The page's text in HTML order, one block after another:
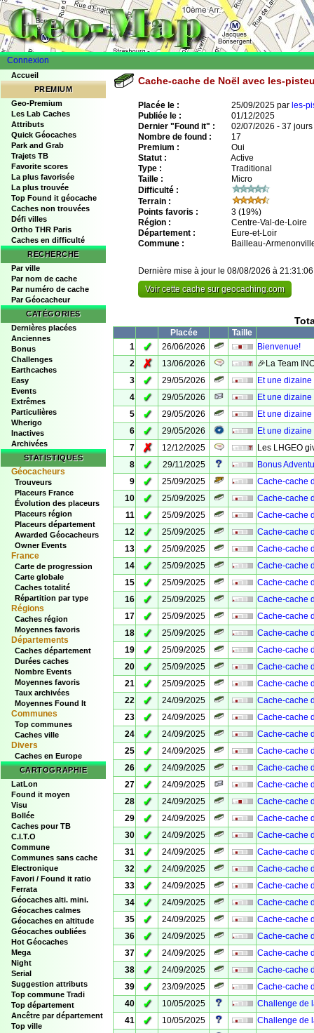
Connexion
Accueil
PREMIUM
Geo-Premium
Les Lab Caches
Attributs
Quick Géocaches
Park and Grab
Trajets TB
Favorite scores
La plus favorisée
La plus trouvée
Top Found it géocache
Caches non trouvées
Défi villes
Ortho THR Paris
Caches en difficulté
RECHERCHE
Par ville
Par nom de cache
Par numéro de cache
Par Géocacheur
CATÉGORIES
Dernières placées
Anciennes
Bonus
Challenges
Earthcaches
Easy
Events
Extrêmes
Particulières
Wherigo
Inactives
Archivées
STATISTIQUES
Géocacheurs
Trouveurs
Placeurs France
Évolution des placeurs
Placeurs région
Placeurs département
Awarded Géocacheurs
Owner Events
France
Carte de progression
Carte globale
Caches totalité
Répartition par type
Régions
Caches région
Moyennes favoris
Départements
Caches département
Durées caches
Nombre Events
Moyennes favoris
Taux archivées
Moyennes Found It
Communes
Top communes
Caches ville
Divers
Caches en Europe
CARTOGRAPHIE
LatLon
Found it moyen
Visu
Bollée
Caches pour TB
C.I.T.O
Commune
Communes sans cache
Electronique
Favori / Found it ratio
Ferrata
Géocaches alti. mini.
Géocaches calmes
Géocaches en altitude
Géocaches oubliées
Hot Géocaches
Mega
Night
Serial
Suggestion attributs
Top commune Tradi
Top département
Ancêtre par département
Top ville
Cache-cache de Noël avec les-
Placée le : 25/09/2025 par les-
Publiée le :
01/12/2025
Dernier "Found it" :
02/07/2026 - 37 jours
Nombre de found :
17
Premium :
Oui
Statut :
Active
Type :
Traditional
Taille :
Micro
Difficulté :
Terrain :
Points favoris :
3 (19%)
Région :
Centre-Val-de-Loire
Département :
Eure-et-Loir
Commune :
Bailleau-
Dernière mise à jour le 08/08/2026 à 21:31:06
Voir cette cache sur geocaching.com
Placée
Taille
1
✓ 26/06/2026
Bienvenue!
2
✗ 13/06/2026
🎉La Team
3
✓ 29/05/2026
Et une
4
✓ 29/05/2026
Et une
5
✓ 29/05/2026
Et une
6
✓ 29/05/2026
Et une
7
✗ 12/12/2025
Les LHGEO
8
✓ 29/11/2025
Bonus
9
✓ 25/09/2025
Cache-cache
10
✓ 25/09/2025
Cache-cache
11
✓ 25/09/2025
Cache-cache
12
✓ 25/09/2025
Cache-cache
13
✓ 25/09/2025
Cache-cache
14
✓ 25/09/2025
Cache-cache
15
✓ 25/09/2025
Cache-cache
16
✓ 25/09/2025
Cache-cache
17
✓ 25/09/2025
Cache-cache
18
✓ 25/09/2025
Cache-cache
19
✓ 25/09/2025
Cache-cache
20
✓ 25/09/2025
Cache-cache
21
✓ 25/09/2025
Cache-cache
22
✓ 24/09/2025
Cache-cache
23
✓ 24/09/2025
Cache-cache
24
✓ 24/09/2025
Cache-cache
25
✓ 24/09/2025
Cache-cache
26
✓ 24/09/2025
Cache-cache
27
✓ 24/09/2025
Cache-cache
28
✓ 24/09/2025
Cache-cache
29
✓ 24/09/2025
Cache-cache
30
✓ 24/09/2025
Cache-cache
31
✓ 24/09/2025
Cache-cache
32
✓ 24/09/2025
Cache-cache
33
✓ 24/09/2025
Cache-cache
34
✓ 24/09/2025
Cache-cache
35
✓ 24/09/2025
Cache-cache
36
✓ 24/09/2025
Cache-cache
37
✓ 24/09/2025
Cache-cache
38
✓ 24/09/2025
Cache-cache
39
✓ 23/09/2025
Cache-cache
40
✓ 10/05/2025
Challenge de
41
✓ 10/05/2025
Challenge de